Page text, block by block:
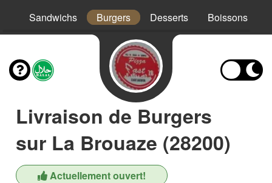
Sandwichs Burgers Desserts Boissons
Livraison de Burgers
sur La Brouaze (28200)
Actuellement ouvert!